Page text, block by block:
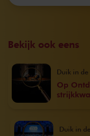
Bekijk ook eens
Op
Duik in de
Duik in